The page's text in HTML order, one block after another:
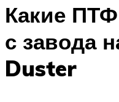
Какие
с завода
Duster